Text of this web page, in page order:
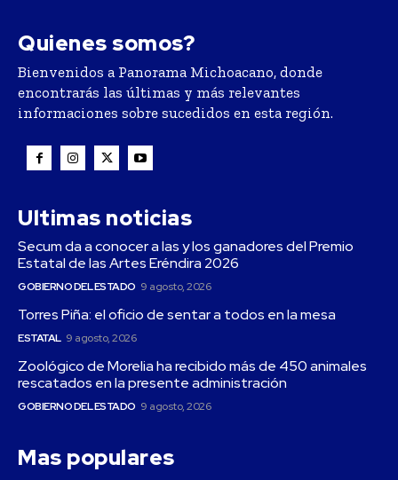
Quienes somos?
Bienvenidos a Panorama Michoacano, donde
encontrarás las últimas y más relevantes
informaciones sobre sucedidos en esta región.
Ultimas noticias
Secum da a conocer a las y los ganadores del Premio
Estatal de las Artes Eréndira 2026
GOBIERNO DEL ESTADO 9 agosto, 2026
Torres Piña: el oficio de sentar a todos en la mesa
ESTATAL 9 agosto, 2026
Zoológico de Morelia ha recibido más de 450 animales
rescatados en la presente administración
GOBIERNO DEL ESTADO 9 agosto, 2026
Mas populares